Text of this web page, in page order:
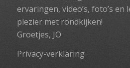
ervaringen, video’s, foto’s en
plezier met rondkijken!
Groetjes, JO
Privacy-verklaring